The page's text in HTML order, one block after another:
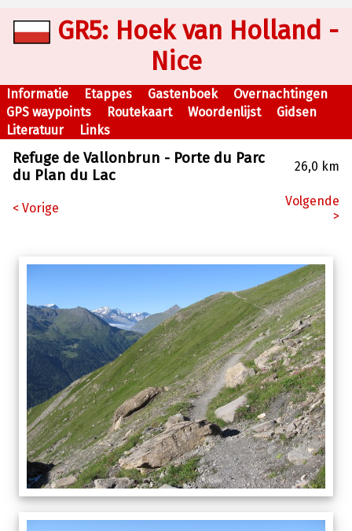
GR5: Hoek van Holland -
Nice
Informatie Etappes Gastenboek
Overnachtingen
GPS waypoints
Routekaart Woordenlijst
Gidsen
Literatuur
Links
Refuge de Vallonbrun - Porte du Parc
du Plan du Lac
26,0 km
< Vorige
Volgende
>